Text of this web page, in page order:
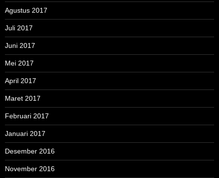
Agustus 2017
Juli 2017
Juni 2017
Mei 2017
April 2017
Maret 2017
Februari 2017
Januari 2017
Desember 2016
November 2016